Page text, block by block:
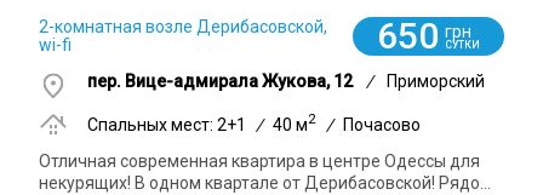
2-комнатная возле Дерибасовской,
wi-fi
650 грн
СУТКИ
пер. Вице-адмирала Жукова, 12 / Приморский
Спальных мест: 2+1 / 40 м2 /
Почасово
Отличная современная квартира в центре Одессы для
некурящих! В одном квартале от Дерибасовской! Рядо...